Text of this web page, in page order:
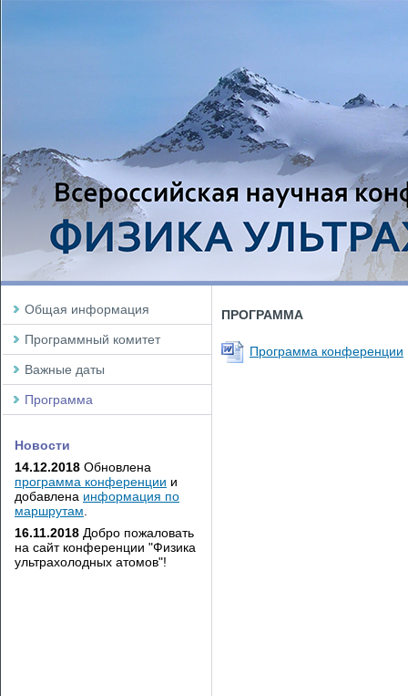
Общая информация
Программный комитет
Важные даты
Программа
Новости
14.12.2018 Обновлена
программа конференции и
добавлена информация по
маршрутам
16.11.2018 Добро пожаловать
на сайт конференции "Физика
ультрахолодных атомов"!
ПРОГРАММА
Программа конференции